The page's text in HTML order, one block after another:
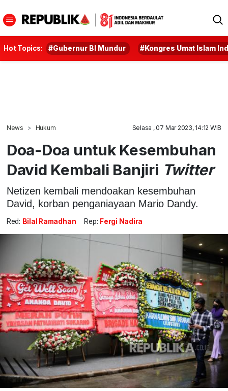
Hot Topics: #Gubernur BI Mundur #Kongres Umat Islam
News Hukum Selasa , 07 Mar 2023, 14:12 WIB
Doa-Doa untuk Kesembuhan
David Kembali Banjiri Twitter
Netizen kembali mendoakan kesembuhan
David, korban penganiayaan Mario Dandy.
Red: Bilal Ramadhan Rep: Fergi Nadira